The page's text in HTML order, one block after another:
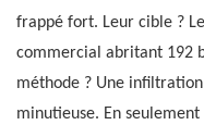
frappé fort. Leur cible ?
commercial abritant 192
méthode ? Une
minutieuse. En